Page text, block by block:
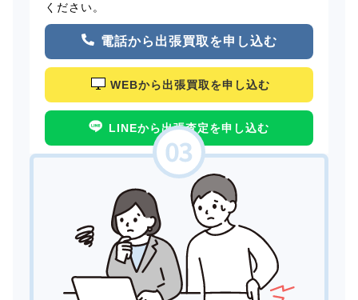
ください。
電話から出張買取を申し込む
WEBから出張買取を申し込む
LINEから出張査定を申し込む